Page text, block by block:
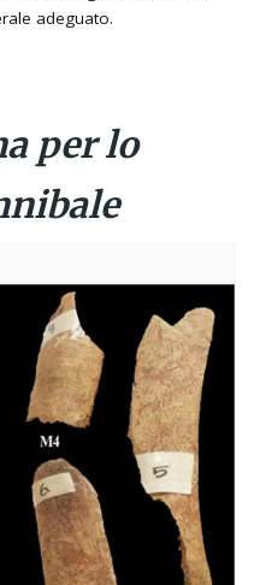
adeguato.
per lo